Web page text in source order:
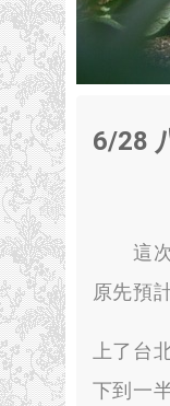
6/28
這
原先預
上了台
下到一